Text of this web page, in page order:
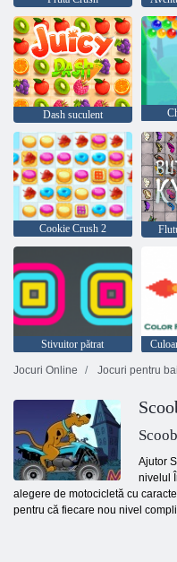
Dash suculent
Cookie Crush 2
Stivuitor pătrat
Jocuri Online
Jocuri pentru
Ajutor
nivelul
alegere de motocicletă cu
pentru că fiecare nou nivel